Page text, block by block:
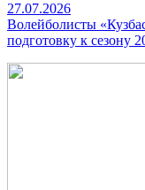
27.07.2026
Волейболисты
подготовку к сезону